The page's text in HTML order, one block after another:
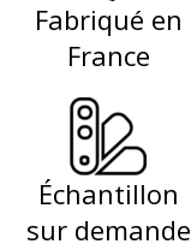
Fabriqué en
France
Échantillon
sur demande